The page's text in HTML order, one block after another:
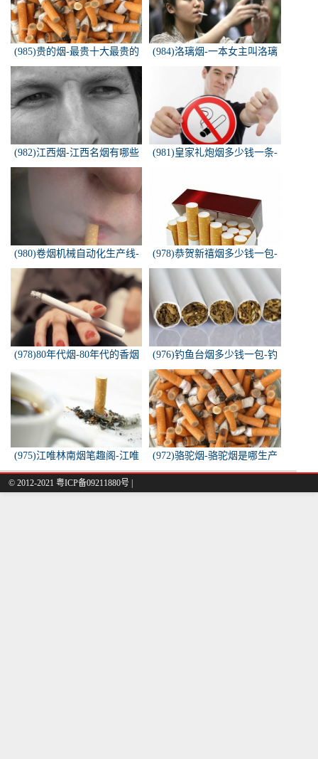
(985)贵的烟-最贵十大最贵的
香烟是什么
(984)洛璃烟-一本女主叫洛璃
烟的快穿小说，叫什么名字来
着？？？
(982)江西烟-江西名烟有哪些
(981)皇家礼炮烟多少钱一条-
(980)卷烟机械自动化生产线-
中国烟草机械集团
(978)恭贺新禧烟多少钱一包-
恭贺新禧香烟有细支的多少钱
一盒？
(978)80年代烟-80年代的香烟
(976)钓鱼台烟多少钱一包-钓
鱼台烟多少钱一包
(975)江唯林南烟笔趣阁-江唯
林南烟小说叫什么名字？
(972)骆驼烟-骆驼烟是哪生产
的
© 2012-2021 粤ICP备09211880号 |